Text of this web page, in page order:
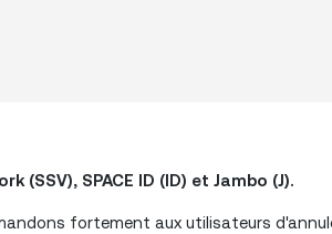
SPACE ID (ID) et Jambo (J).
fortement aux utilisateurs